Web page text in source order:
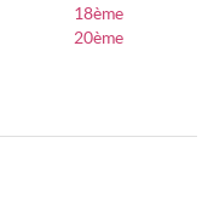
18ème
20ème